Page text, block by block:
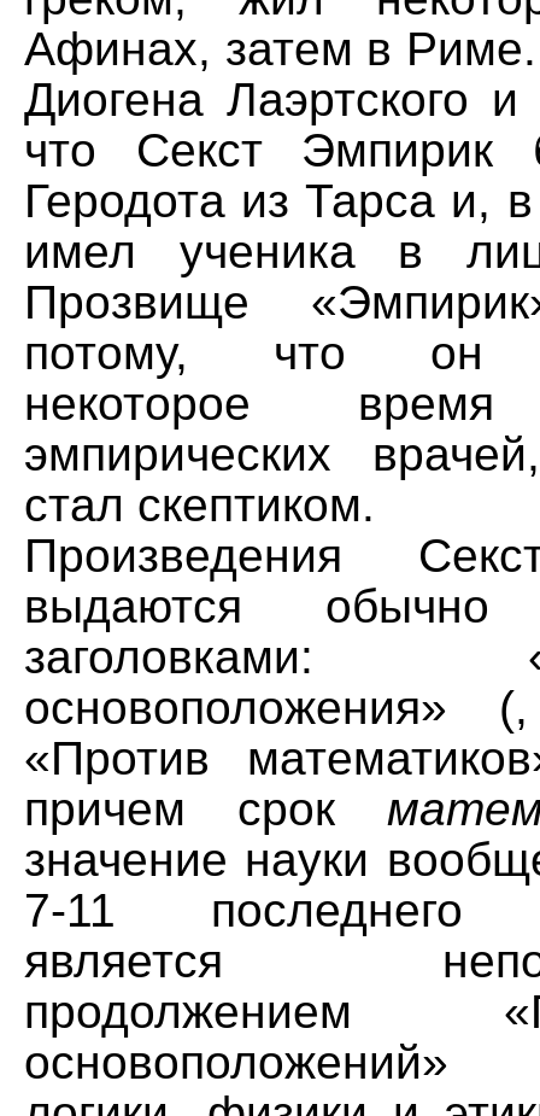
Афинах, затем в
Диогена Лаэртского
что Секст Эмпирик
Геродота из Тарса и,
имел ученика в
Прозвище
потому, что он
некоторое
эмпирических
стал скептиком.
Произведения
выдаются
заголовками:
«Против
причем срок
значение науки
7-11 последнего
является
продолжением